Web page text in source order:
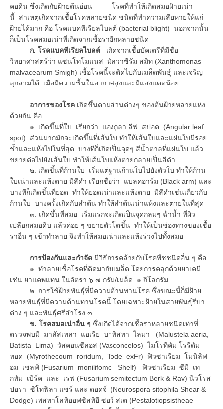
คอดิน ซึ่งเกิดกับฝ้ายต้นอ่อน โรคที่ทำให้เกิดสมอฝ้ายเน่า
นี้ สาเหตุเกิดจากเชื้อโรคหลายชนิด ชนิดที่ทำความเสียหายให้แก่
ฝ้ายได้มาก คือ โรคแบคทีเรียลไบลต์ (bacterial blight) นอกจากนั้น
ก็เป็นโรคสมอเน่าที่เกิดจากเชื้อราอีกหลายชนิด
ก. โรคแบคทีเรียลไบลต์ เกิดจากเชื้อบัคเตรีที่มีชื่อ
วิทยาศาสตร์ว่า แซนโทโมแนส มัลวาซีรัม สมิท (Xanthomonas
malvacearum Smigh) เชื้อโรคนี้จะติดไปกับเมล็ดพันธุ์ และเจริญ
ลุกลามได้ เมื่อมีความชื้นในอากาศสูงและมีแสงแดดน้อย
อาการของโรค เกิดขึ้นตามส่วนต่างๆ ของต้นฝ้ายหลายแห่ง
ด้วยกัน คือ
๑. เกิดขึ้นที่ใบ เรียกว่า แองกูลา ลีฟ สปอต (Angular leaf
spot) ส่วนมากมักจะเกิดขึ้นที่เส้นใบ ทำให้เส้นใบและแผ่นใบมีรอย
ช้ำและแห้งไปในที่สุด บางทีก็เกิดเป็นจุดๆ สีน้ำตาลที่แผ่นใบ แล้ว
ขยายต่อไปยังเส้นใบ ทำให้เส้นใบแห้งตายกลายเป็นสีดำ
๒. เกิดขึ้นที่ก้านใบ เริ่มแต่ฐานก้านใบไปยังตัวใบ ทำให้ก้าน
ใบเน่าและแห้งตาย มีสีดำ เรียกชื่อว่า แบลคอาร์ม (Black arm) และ
บางทีก็เกิดขึ้นที่ยอด ทำให้ยอดเน่าและแห้งตาย มีสีดำเช่นเกี่ยวกับ
ก้านใบ บางครั้งเกิดกับลำต้น ทำให้ลำต้นเน่าแห้งและตายในที่สุด
๓. เกิดขึ้นที่สมอ เริ่มแรกจะเกิดเป็นจุดกลมๆ ฉ่ำน้ำ ที่ผิว
เปลือกสมอดิบ แล้วค่อย ๆ ขยายตัวโตขึ้น ทำให้เป็นช่องทางของเชื้อ
ราอื่น ๆ เข้าทำลาย จึงทำให้สมอเน่าและแห้งร่วงไปทั้งสมอ
การป้องกันและกำจัด มีวิธีการคล้ายกับโรคพืชชนิดอื่น ๆ คือ
๑. ทำลายเชื้อโรคที่ติดมากับเมล็ด โดยการคลุกด้วยยาเคมี
เช่น ยาแคพแทน ในอัตรา ๖.๗ กรัม/เมล็ด ๑ กิโลกรัม
๒. การใช้ฝ้ายพันธุ์ที่มีความต้านทานโรค ซึ่งขณะนี้ก็มีฝ้าย
หลายพันธุ์ที่มีความต้านทานโรคนี้ โดยเฉพาะฝ้ายในสายพันธุ์รีบา
ต่าง ๆ และพันธุ์ศรีสำโรง ๓
ข. โรคสมอเน่าอื่น ๆ ซึ่งเกิดได้จากเชื้อราหลายชนิดเท่าที่
ตรวจพบมี มาลัสเทลา แอเรีย บาทิสทา ไลมา (Malustela aeria,
Batista Lima) วัสคอนซีลอส (Vasconcelos) ไมโรทีคัม โรรีดัม
ทอด (Myrothecoum roridum, Tode exFr) ฟิวซาเรียม โมนิลิฟ
อม เชลฟ์ (Fusarium monilifome Shelf) ฟิวซาเรียม ซีมี เท
กทัม เบิร์ค และ เรฟ (Fusarium semitectum Berk & Rav) นิวโรส
ปอรา ซิโทฟิลา แชร์ และ ดอดจ์ (Neurospora sitophila Shear &
Dodge) เพสทาโลทิออฟซิสทิอี ซอว์ สเต (Pestalotiopsistheae